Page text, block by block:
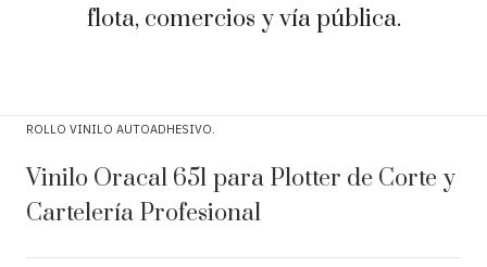
flota, comercios y vía pública.
ROLLO VINILO AUTOADHESIVO
Vinilo Oracal 651 para Plotter de Corte y
Cartelería Profesional